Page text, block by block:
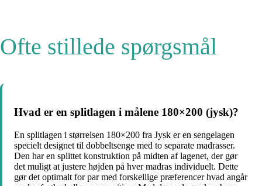
Ofte stillede spørgsmål
Hvad er en splitlagen i målene 180×200 (jysk)?
En splitlagen i størrelsen 180×200 fra Jysk er en sengelagen
specielt designet til dobbeltsenge med to separate madrasser.
Den har en splittet konstruktion på midten af lagenet, der gør
det muligt at justere højden på hver madras individuelt. Dette
gør det optimalt for par med forskellige præferencer hvad angår